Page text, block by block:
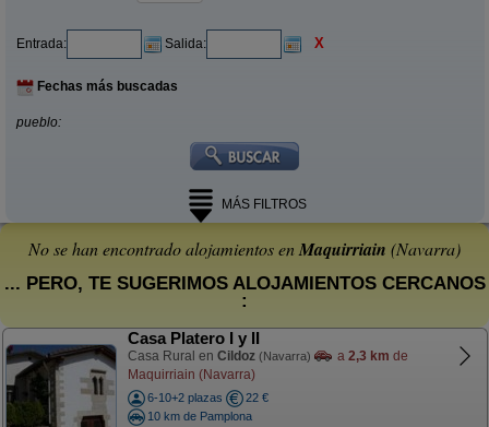
Entrada: Salida: X
Fechas más buscadas
pueblo:
MÁS FILTROS
No se han encontrado alojamientos enMaquirriain (Navarra)
... PERO, TE SUGERIMOS ALOJAMIENTOS CERCANOS
:
Casa Platero I y II
Casa Rural en Cildoz (Navarra) a 2,3 km de
Maquirriain (Navarra)
6-10+2 plazas
22 €
10 km de Pamplona